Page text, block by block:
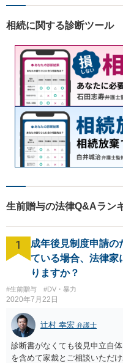
識し、
宮駅5分
相続に関する診断ツール
生前贈与の法律Q&Aラン
1
成年後見制度申請の
ている場合、法律家
りますか？
#生前贈与 #DV・暴力
2020年7月22日
辻村 幸宏 弁護士
診断書がなくても後見申立自
を含めて家裁とご相談いただ